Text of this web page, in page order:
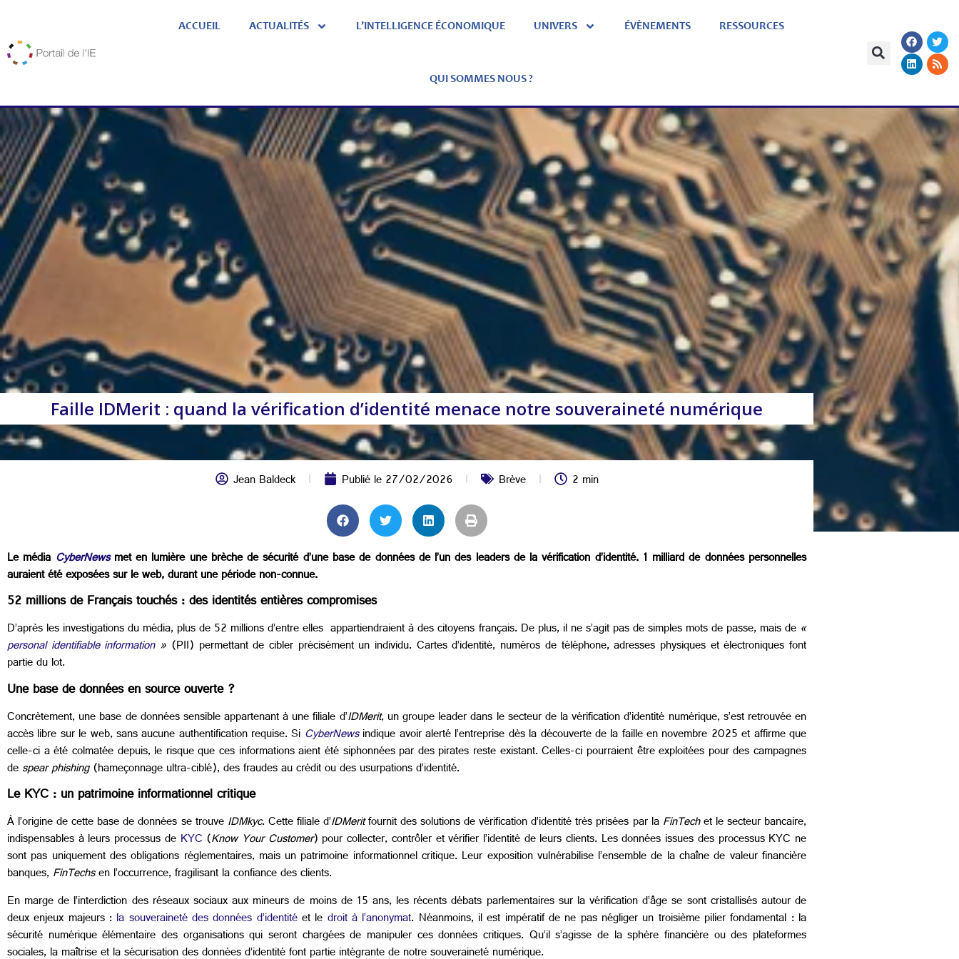
ACCUEIL ACTUALITÉS L’INTELLIGENCE ÉCONOMIQUE UNIVERS ÉVÈNEMENTS RESSOURCES
QUI SOMMES NOUS ?
Faille IDMerit : quand la vérification d’identité menace notre souveraineté numérique
Jean Baldeck Publié le27/02/2026 Brève 2 min
Le média CyberNewsmet en lumière une brèche de sécurité d’une base de données de l’un des leaders de la vérification d’identité. 1 milliard de données personnelles
auraient été exposées sur le web, durant une période non-connue.
52 millions de Français touchés : des identités entières compromises
D’après les investigations du média, plus de 52 millions d’entre elles appartiendraient à des citoyens français. De plus, il ne s’agit pas de simples mots de passe, mais de «
personal identifiable information » (PII) permettant de cibler précisément un individu. Cartes d’identité, numéros de téléphone, adresses physiques et électroniques font
partie du lot.
Une base de données en source ouverte ?
Concrètement, une base de données sensible appartenant à une filiale d’IDMerit, un groupe leader dans le secteur de la vérification d’identité numérique, s’est retrouvée en
accès libre sur le web, sans aucune authentification requise. Si CyberNewsindique avoir alerté l’entreprise dès la découverte de la faille en novembre 2025 et affirme que
celle-ci a été colmatée depuis, le risque que ces informations aient été siphonnées par des pirates reste existant. Celles-ci pourraient être exploitées pour des campagnes
despear phishing(hameçonnage ultra-ciblé), des fraudes au crédit ou des usurpations d’identité.
Le KYC : un patrimoine informationnel critique
À l’origine de cette base de données se trouveIDMkyc. Cette filiale d’IDMeritfournit des solutions de vérification d’identité très prisées par laFinTechet le secteur bancaire,
indispensables à leurs processus de KYC (Know Your Customer) pour collecter, contrôler et vérifier l’identité de leurs clients. Les données issues des processus KYC ne
sont pas uniquement des obligations réglementaires, mais un patrimoine informationnel critique. Leur exposition vulnérabilise l’ensemble de la chaîne de valeur financière
banques,FinTechsen l’occurrence, fragilisant la confiance des clients.
En marge de l’interdiction des réseaux sociaux aux mineurs de moins de 15 ans, les récents débats parlementaires sur la vérification d’âge se sont cristallisés autour de
deux enjeux majeurs : la souveraineté des données d’identitéet le droit à l’anonymat. Néanmoins, il est impératif de ne pas négliger un troisième pilier fondamental : la
sécurité numérique élémentaire des organisations qui seront chargées de manipuler ces données critiques. Qu’il s’agisse de la sphère financière ou des plateformes
sociales, la maîtrise et la sécurisation des données d’identité font partie intégrante de notre souveraineté numérique.